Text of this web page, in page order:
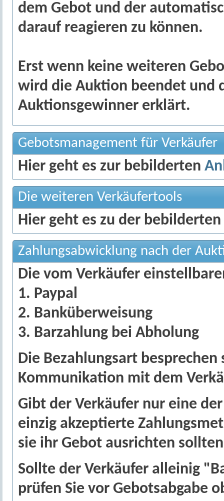
dem Gebot und der
darauf reagieren zu können.
Erst wenn keine weiteren
wird die Auktion beendet und
Auktionsgewinner erklärt.
Gebotsmanagement für Verkäufer
Hier geht es zur bebilderten
Die weiteren Verkäufertools
Hier geht es zu der
Zahlungsabwicklung nach der
Die vom Verkäufer
1. Paypal
2. Banküberweisung
3. Barzahlung bei Abholung
Die Bezahlungsart
Kommunikation mit dem
Gibt der Verkäufer nur eine
einzig akzeptierte
sie ihr Gebot ausrichten
Sollte der Verkäufer alleinig
prüfen Sie vor Gebotsabgabe